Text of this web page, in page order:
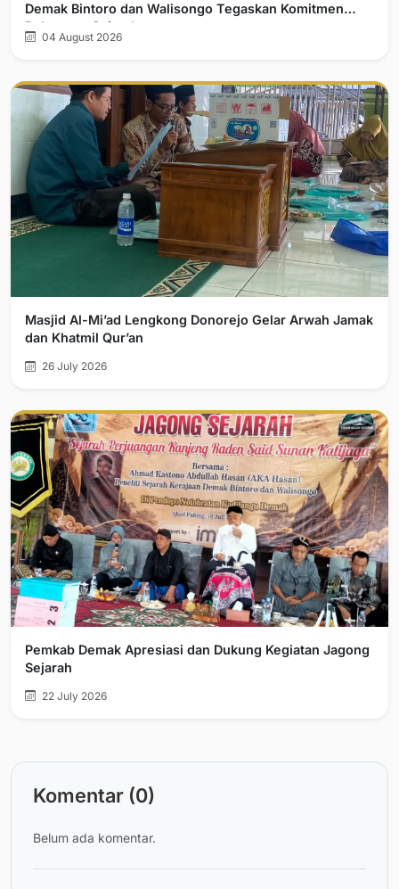
Demak Bintoro dan Walisongo Tegaskan Komitmen
Pelurusan Sejarah
04 August 2026
Masjid Al-Mi’ad Lengkong Donorejo Gelar Arwah Jamak
dan Khatmil Qur’an
26 July 2026
Pemkab Demak Apresiasi dan Dukung Kegiatan Jagong
Sejarah
22 July 2026
Komentar (0)
Belum ada komentar.